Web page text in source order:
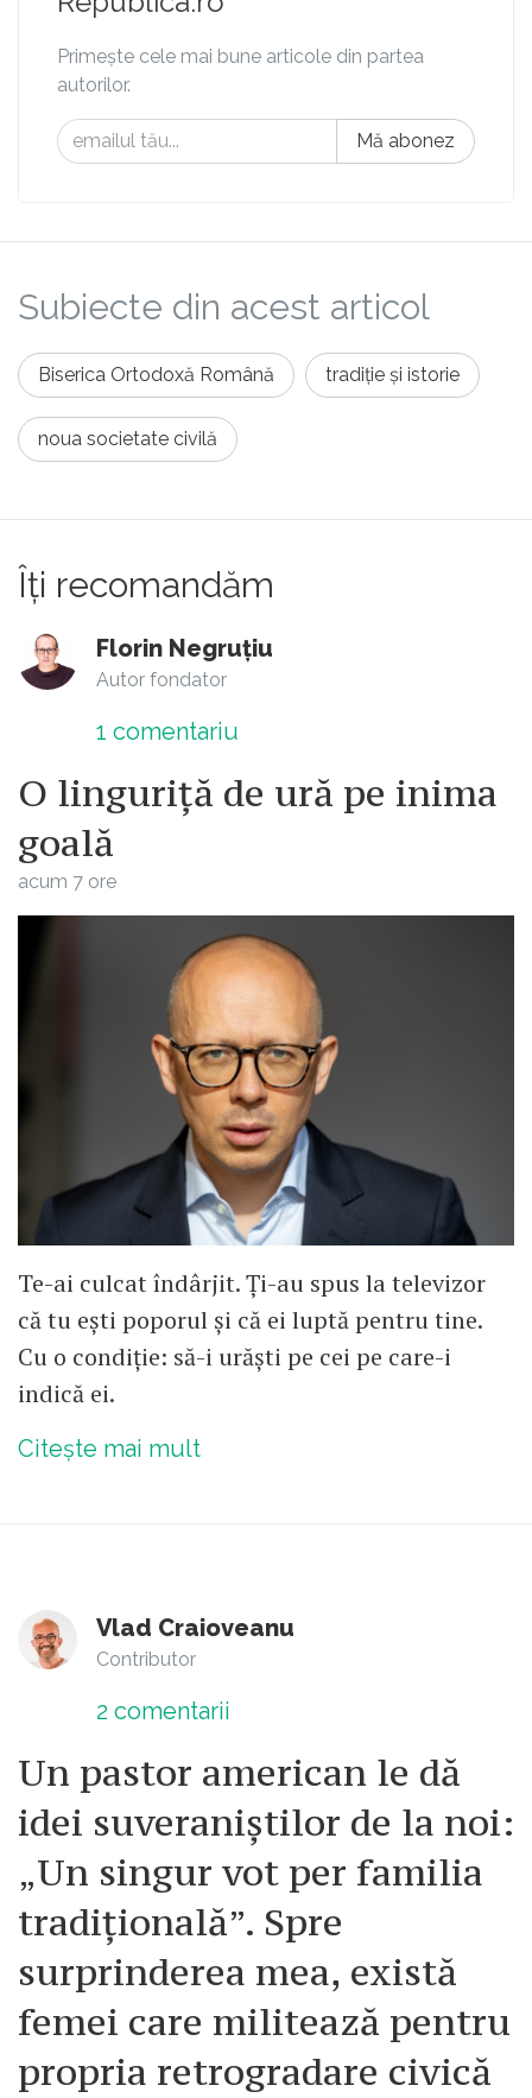
Primește cele mai bune articole din partea
autorilor.
Mă abonez
Subiecte din acest articol
Biserica Ortodoxă Română tradiție și istorie
noua societate civilă
Îți recomandăm
Florin Negruțiu
Autor fondator
1 comentariu
O linguriță de ură pe inima
goală
acum 7 ore
Te-ai culcat îndârjit. Ți-au spus la televizor
că tu ești poporul și că ei luptă pentru tine.
Cu o condiție: să-i urăști pe cei pe care-i
indică ei.
Citește mai mult
Vlad Craioveanu
Contributor
2 comentarii
Un pastor american le dă
idei suveraniștilor de la noi:
„Un singur vot per familia
tradițională”. Spre
surprinderea mea, există
femei care militează pentru
propria retrogradare civică